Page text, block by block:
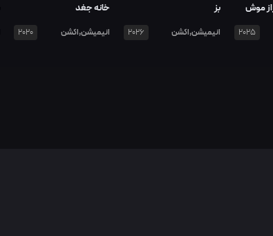
موش
2025
بز
انیمیشن,اکشن 2026
خانه جغد
انیمیشن,اکشن 2020